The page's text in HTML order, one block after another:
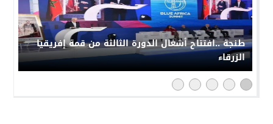
طنجة ..افتتاح أشغال الدورة الثالثة من قمة إفريقيا
الزرقاء